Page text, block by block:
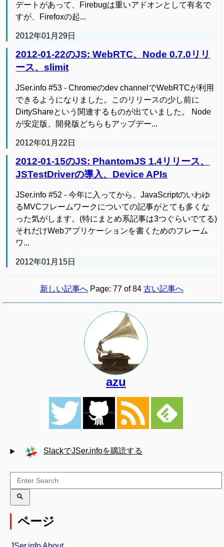
デートがあって、Firebugは重いアドオンとして有名で
すが、Firefoxの起...
2012年01月29日
2012-01-22のJS: WebRTC、Node 0.7.0リリ
ース、slimit
JSer.info #53 - Chromeのdev channelでWebRTCが利用
できるようになりました。このリリースの少し前に
DirtyShareという関連するものが出ていました。 Node
が安定版、開発版どちらもアップデー...
2012年01月22日
2012-01-15のJS: PhantomJS 1.4リリース、
JSTestDriverの導入、Device APIs
JSer.info #52 - 今年に入ってから、JavaScriptのいわゆ
るMVCフレームワークについての記事がとても多くな
った気がします。(特にまとめ系記事は3つぐらいでてる)
それだけWebアプリケーションを書くためのフレーム
ワ...
2012年01月15日
新しい記事へ Page: 77 of 84 古い記事へ
azu
SlackでJSer.infoを購読する
ページ